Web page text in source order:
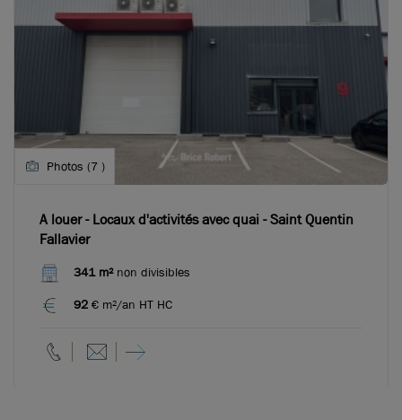
Photos (7 )
A louer - Locaux d'activités avec quai - Saint Quentin
Fallavier
341 m²non divisibles
92 € m²/an HT HC